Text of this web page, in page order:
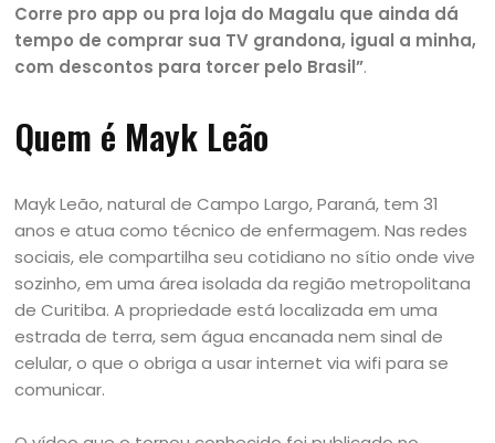
Corre pro app ou pra loja do Magalu que ainda dá
tempo de comprar sua TV grandona, igual a minha,
com descontos para torcer pelo Brasil”.
Quem é Mayk Leão
Mayk Leão, natural de Campo Largo, Paraná, tem 31
anos e atua como técnico de enfermagem. Nas redes
sociais, ele compartilha seu cotidiano no sítio onde vive
sozinho, em uma área isolada da região metropolitana
de Curitiba. A propriedade está localizada em uma
estrada de terra, sem água encanada nem sinal de
celular, o que o obriga a usar internet via wifi para se
comunicar.